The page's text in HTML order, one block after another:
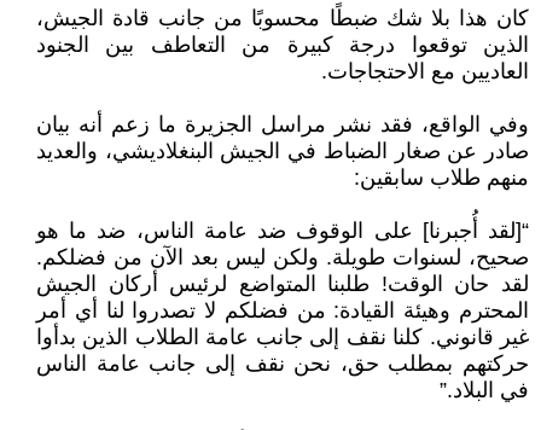
كان هذا بلا شك ضبطًا محسوبًا من جانب قادة الجيش،
الذين توقعوا درجة كبيرة من التعاطف بين الجنود
العاديين مع الاحتجاجات.
وفي الواقع، فقد نشر مراسل الجزيرة ما زعم أنه بيان
صادر عن صغار الضباط في الجيش البنغلاديشي، والعديد
منهم طلاب سابقين:
“[لقد أُجبرنا] على الوقوف ضد عامة الناس، ضد ما هو
صحيح، لسنوات طويلة. ولكن ليس بعد الآن من فضلكم.
لقد حان الوقت! طلبنا المتواضع لرئيس أركان الجيش
المحترم وهيئة القيادة: من فضلكم لا تصدروا لنا أي أمر
غير قانوني. كلنا نقف إلى جانب عامة الطلاب الذين بدأوا
حركتهم بمطلب حق، نحن نقف إلى جانب عامة الناس
في البلاد.”